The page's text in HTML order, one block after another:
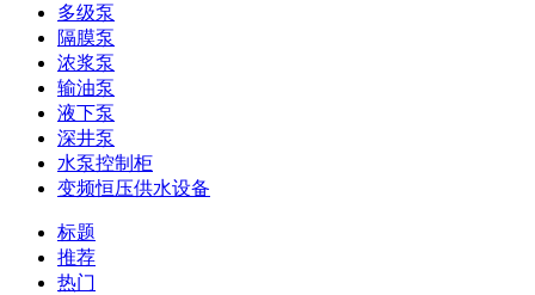
多级泵
隔膜泵
浓浆泵
输油泵
液下泵
深井泵
水泵控制柜
变频恒压供水设备
标题
推荐
热门